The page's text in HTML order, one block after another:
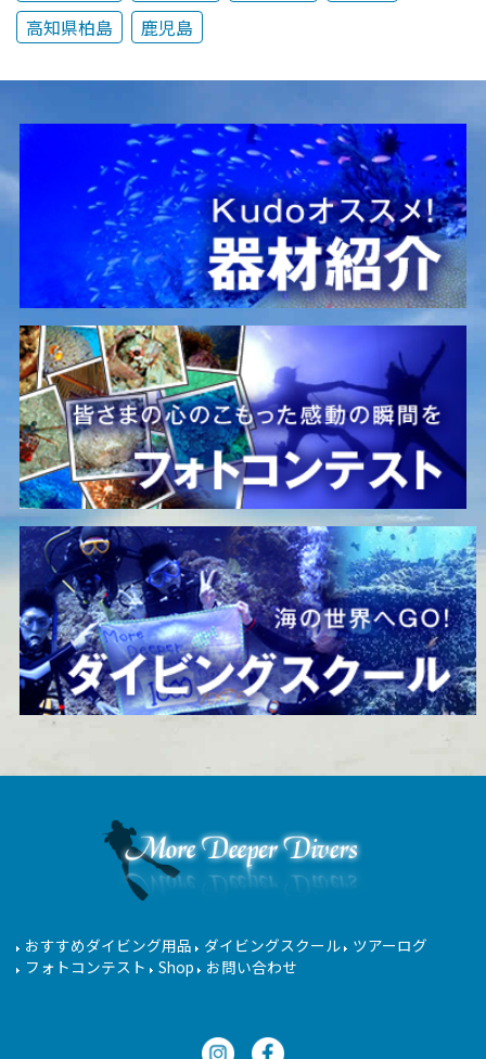
高知県柏島
鹿児島
おすすめダイビング用品 ダイビングスクール ツアーログ
フォトコンテスト
Shop お問い合わせ